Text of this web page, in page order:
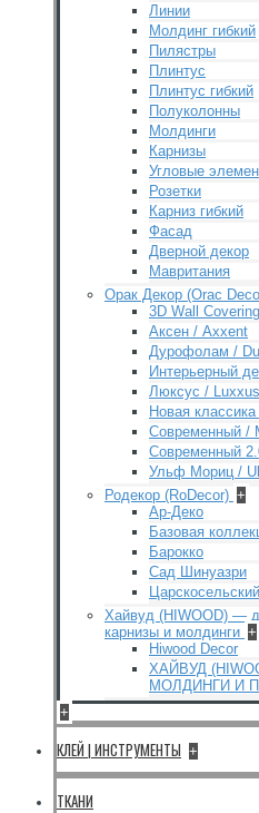
Линии
Молдинг гибкий
Пилястры
Плинтус
Плинтус гибкий
Полуколонны
Молдинги
Карнизы
Угловые
Розетки
Карниз гибкий
Фасад
Дверной декор
Мавритания
Орак Декор (Orac
3D Wall
Аксен / Axxent
Дурофолам /
Интерьерный
Люксус / Luxxus
Новая
Современный /
Современный
Ульф Мориц /
Родекор (RoDecor) +
Ар-Деко
Базовая
Барокко
Сад Шинуазри
Хайвуд (HIWOOD) —
карнизы и молдинги +
Hiwood Decor
ХАЙВУД
МОЛДИНГИ И
+
КЛЕЙ | ИНСТРУМЕНТЫ +
ТКАНИ